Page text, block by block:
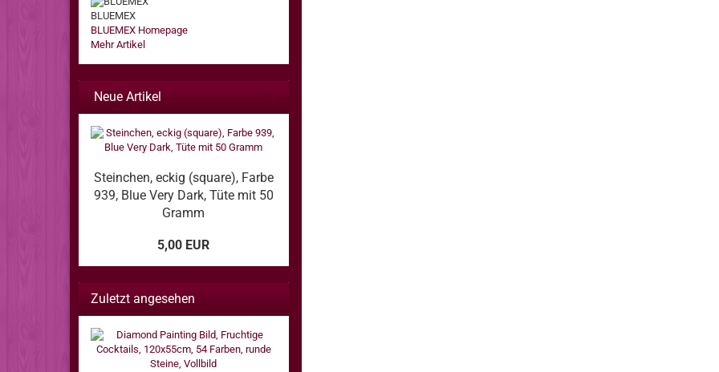
BLUEMEX
BLUEMEX Homepage
Mehr Artikel
Neue Artikel
Steinchen, eckig (square), Farbe
939, Blue Very Dark, Tüte mit 50
Gramm
5,00 EUR
Zuletzt angesehen